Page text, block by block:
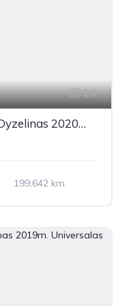
26
BMW 7er nuo 609 €/ mėn Dyzelinas 2020m. Sedanas Automatinė
199,642 km